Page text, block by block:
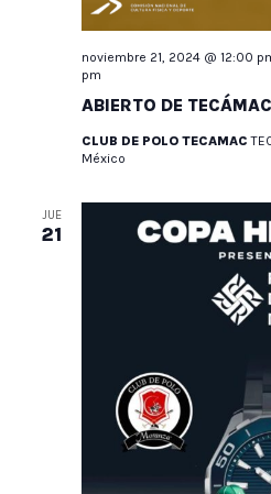
ABIERTO DE
noviembre 21, 2024 @ 12:00
pm
CLUB DE POLO TECAMAC
México
JUE
21